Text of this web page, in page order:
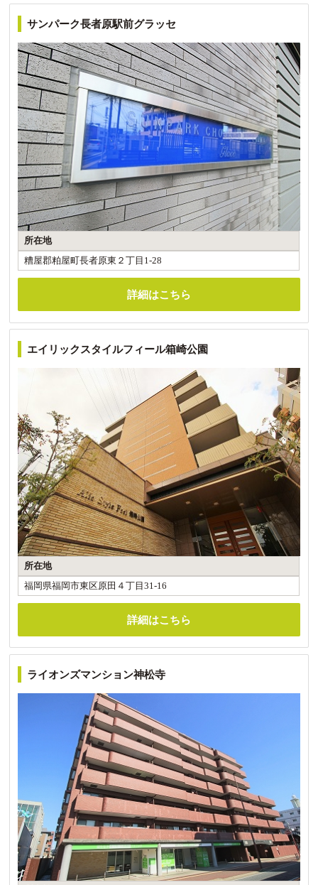
サンパーク長者原駅前グラッセ
所在地
糟屋郡粕屋町長者原東２丁目1-28
詳細はこちら
エイリックスタイルフィール箱崎公園
所在地
福岡県福岡市東区原田４丁目31-16
詳細はこちら
ライオンズマンション神松寺